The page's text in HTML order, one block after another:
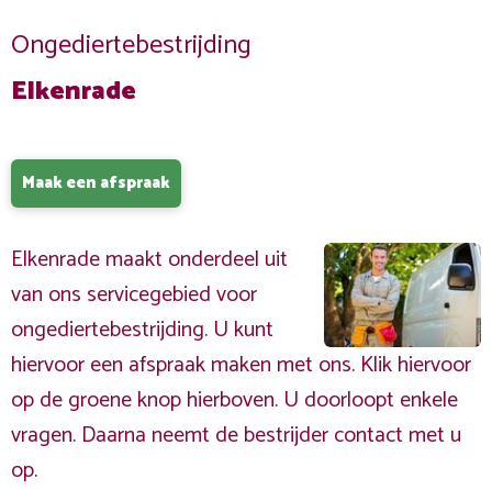
Ongediertebestrijding
Elkenrade
Maak een afspraak
Elkenrade maakt onderdeel uit
van ons servicegebied voor
ongediertebestrijding. U kunt
hiervoor een afspraak maken met ons. Klik hiervoor
op de groene knop hierboven. U doorloopt enkele
vragen. Daarna neemt de bestrijder contact met u
op.